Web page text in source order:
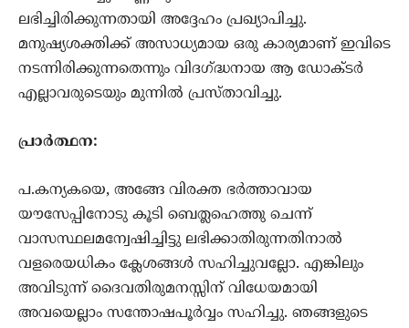
ലഭിച്ചിരിക്കുന്നതായി അദ്ദേഹം പ്രഖ്യാപിച്ചു.
മനുഷ്യശക്തിക്ക് അസാധ്യമായ ഒരു കാര്യമാണ് ഇവിടെ
നടന്നിരിക്കുന്നതെന്നും വിദഗ്ദ്ധനായ ആ ഡോക്ടര്‍
എല്ലാവരുടെയും മുന്നിൽ പ്രസ്താവിച്ചു.
പ്രാര്‍ത്ഥന:
പ.കന്യകയെ, അങ്ങേ വിരക്ത ഭര്‍ത്താവായ
യൗസേപ്പിനോടു കൂടി ബെത്ലഹെത്തു ചെന്ന്‍
വാസസ്ഥലമന്വേഷിച്ചിട്ടു ലഭിക്കാതിരുന്നതിനാല്‍
വളരെയധികം ക്ലേശങ്ങള്‍ സഹിച്ചുവല്ലോ. എങ്കിലും
അവിടുന്ന്‍ ദൈവതിരുമനസ്സിന് വിധേയമായി
അവയെല്ലാം സന്തോഷപൂര്‍വ്വം സഹിച്ചു. ഞങ്ങളുടെ